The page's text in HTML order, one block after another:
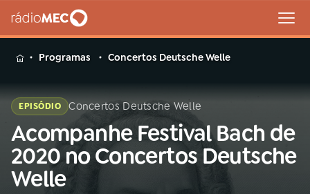
MENU
Buscar
na
Rádio
MEC
Buscar
Programas Concertos Deutsche Welle
EPISÓDIO Concertos Deutsche Welle
Acompanhe Festival Bach de
2020 no Concertos Deutsche
Welle